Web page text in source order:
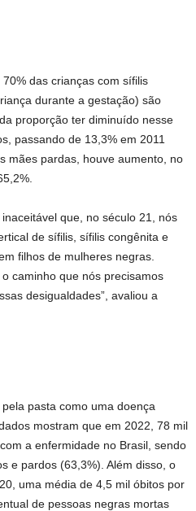
das crianças com sífilis
durante a gestação) são
proporção ter diminuído nesse
passando de 13,3% em 2011
mães pardas, houve aumento, no
que, no século 21, nós
de sífilis, sífilis congênita e
filhos de mulheres negras.
caminho que nós precisamos
desigualdades”, avaliou a
pasta como uma doença
mostram que em 2022, 78 mil
a enfermidade no Brasil, sendo
e pardos (63,3%). Além disso, o
uma média de 4,5 mil óbitos por
de pessoas negras mortas